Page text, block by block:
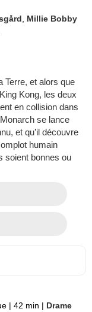
Millie Bobby
Terre, et alors que
Kong, les deux
en collision dans
se lance
et qu’il découvre
humain
soient bonnes ou
| 42 min | Drame